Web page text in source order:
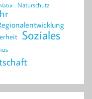
Naturschutz
Soziales